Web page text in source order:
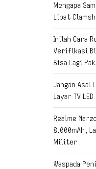
Mengapa
Lipat
Inilah Cara
Verifikasi
Bisa Lagi
Jangan Asal
Layar TV
Realme
8.000mAh,
Militer
Waspada